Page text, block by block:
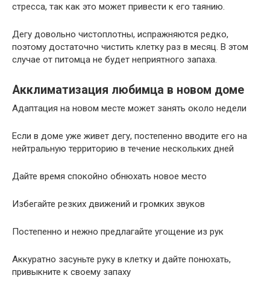
стресса, так как это может привести к его таянию.
Дегу довольно чистоплотны, испражняются редко,
поэтому достаточно чистить клетку раз в месяц. В этом
случае от питомца не будет неприятного запаха.
Акклиматизация любимца в новом доме
Адаптация на новом месте может занять около недели
Если в доме уже живет дегу, постепенно вводите его на
нейтральную территорию в течение нескольких дней
Дайте время спокойно обнюхать новое место
Избегайте резких движений и громких звуков
Постепенно и нежно предлагайте угощение из рук
Аккуратно засуньте руку в клетку и дайте понюхать,
привыкните к своему запаху